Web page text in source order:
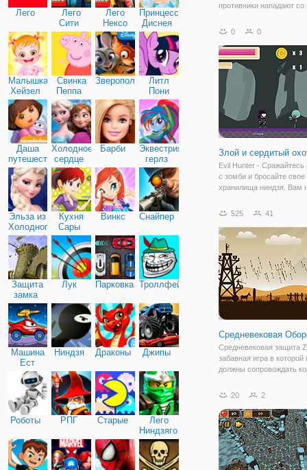
Лего
Лего
Сити
Лего
Нексо
Найтс
Принцессы
Диснея
Малышка
Хейзел
Свинка
Пеппа
Зверополис
Литл
Пони
Дружба
Даша
путешественница
Холодное
сердце
Барби
Эквестрия
герлз
Эльза из
Холодного
сердца
Кухня
Сары
Винкс Снайпер
Защита
замка
Лук Парковка Троллфейс
Машина
Ест
Машину
Ниндзя Драконы Джипы
Роботы РПГ Старые
Лего
Ниндзяго
противники нападают со
единиц, которыми они
используют жидкое
распространяющееся по
0 0
Злой и сердитый
Evil Hunter - Сражайтесь
с зомби и бросайте свое
хранилища ниндзя. Вам
монеты и купить новые
выбрать хорошие
себя в
525 41
Средневековая
Средневековая защита
забавная игра в которой
должны сопровождать
Пейзаж наводнен
на карету короля! У вас
башня, которая
20 2